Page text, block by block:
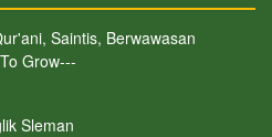
Saintis, Berwawasan
Grow---
Sleman